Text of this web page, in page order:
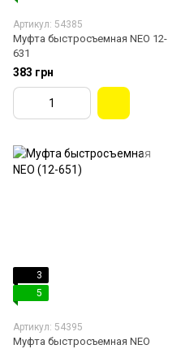
Артикул: 54385
Муфта быстросъемная NEO 12-
631
383 грн
3
5
Артикул: 54395
Муфта быстросъемная NEO